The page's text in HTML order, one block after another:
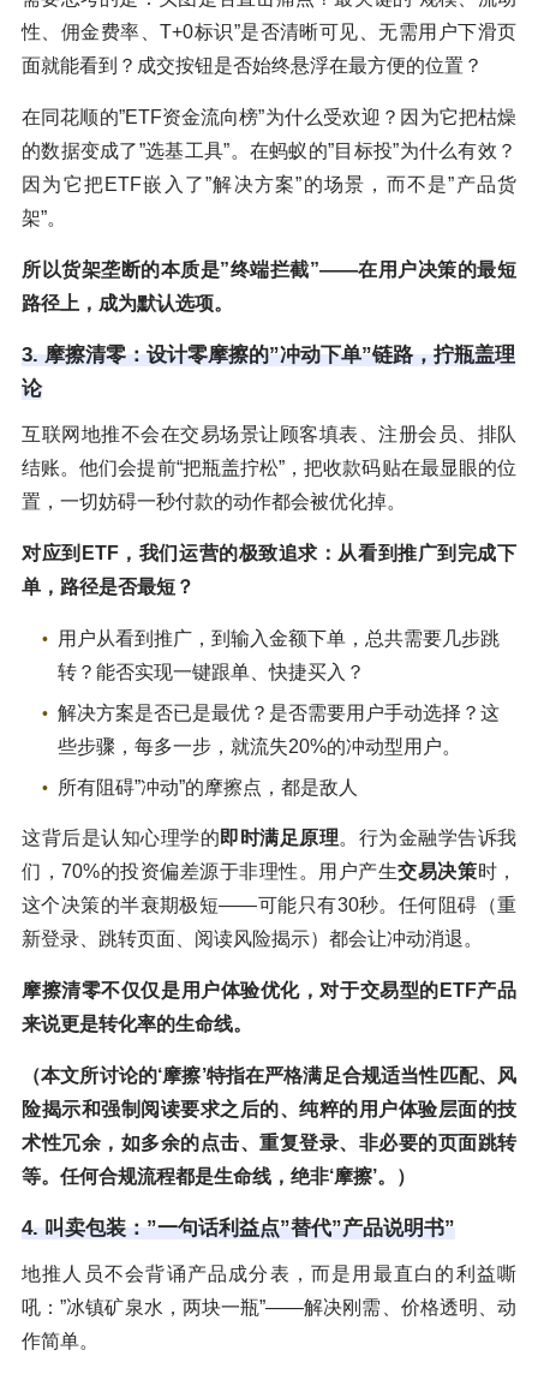
性、佣金费率、T+0标识”是否清晰可见、无需用户下滑页
面就能看到？成交按钮是否始终悬浮在最方便的位置？
在同花顺的”ETF资金流向榜”为什么受欢迎？因为它把枯燥
的数据变成了”选基工具”。在蚂蚁的”目标投”为什么有效？
因为它把ETF嵌入了”解决方案”的场景，而不是”产品货
架”。
所以货架垄断的本质是”终端拦截”——在用户决策的最短
路径上，成为默认选项。
3. 摩擦清零：设计零摩擦的”冲动下单”链路，拧瓶盖理
论
互联网地推不会在交易场景让顾客填表、注册会员、排队
结账。他们会提前“把瓶盖拧松”，把收款码贴在最显眼的位
置，一切妨碍一秒付款的动作都会被优化掉。
对应到ETF，我们运营的极致追求：从看到推广到完成下
单，路径是否最短？
用户从看到推广，到输入金额下单，总共需要几步跳
转？能否实现一键跟单、快捷买入？
解决方案是否已是最优？是否需要用户手动选择？这
些步骤，每多一步，就流失20%的冲动型用户。
所有阻碍”冲动”的摩擦点，都是敌人
这背后是认知心理学的 即时满足原理。行为金融学告诉我
们，70%的投资偏差源于非理性。用户产生交易决策时，
这个决策的半衰期极短——可能只有30秒。任何阻碍（重
新登录、跳转页面、阅读风险揭示）都会让冲动消退。
摩擦清零不仅仅是用户体验优化，对于交易型的ETF产品
来说更是转化率的生命线。
（本文所讨论的‘摩擦’特指在严格满足合规适当性匹配、风
险揭示和强制阅读要求之后的、纯粹的用户体验层面的技
术性冗余，如多余的点击、重复登录、非必要的页面跳转
等。任何合规流程都是生命线，绝非‘摩擦’。）
4. 叫卖包装：”一句话利益点”替代”产品说明书”
地推人员不会背诵产品成分表，而是用最直白的利益嘶
吼：”冰镇矿泉水，两块一瓶”——解决刚需、价格透明、动
作简单。